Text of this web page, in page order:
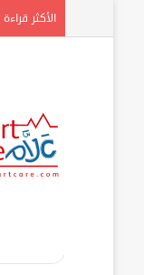
الأكثر قراءة